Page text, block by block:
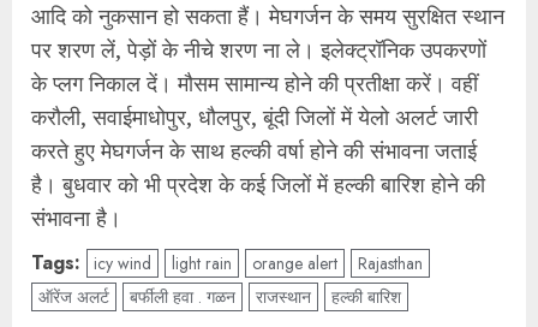
आदि को नुकसान हो सकता हैं। मेघगर्जन के समय सुरक्षित स्थान
पर शरण लें, पेड़ों के नीचे शरण ना ले। इलेक्ट्रॉनिक उपकरणों
के प्लग निकाल दें। मौसम सामान्य होने की प्रतीक्षा करें। वहीं
करौली, सवाईमाधोपुर, धौलपुर, बूंदी जिलों में येलो अलर्ट जारी
करते हुए मेघगर्जन के साथ हल्की वर्षा होने की संभावना जताई
है। बुधवार को भी प्रदेश के कई जिलों में हल्की बारिश होने की
संभावना है।
Tags: icy wind light rain orange alert
Rajasthan
ऑरेंज अलर्ट
बर्फीली हवा . गळन राजस्थान हल्की बारिश